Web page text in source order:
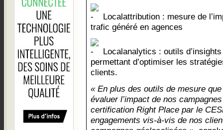
Localattribution : mesure de
trafic généré en agences
Localanalytics : outils
permettant d’optimiser les
clients.
« En plus des outils de mesure
évaluer l’impact de nos
certification Right Place par le
engagements vis-à-vis de nos